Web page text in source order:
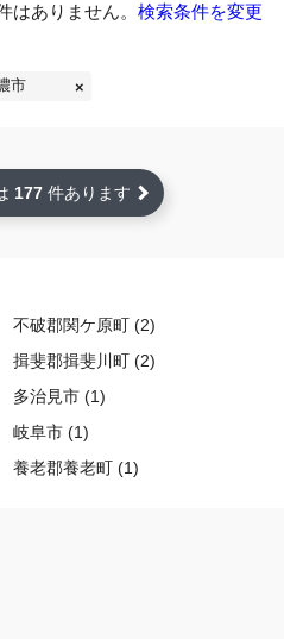
はありません。 検索条件を変更
市
177 件あります
不破郡関ケ原町 (2)
揖斐郡揖斐川町 (2)
多治見市 (1)
岐阜市 (1)
養老郡養老町 (1)